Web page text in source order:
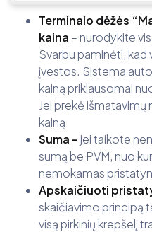
Terminalo dėžės
kaina – nurodykite
Svarbu paminėti, kad
įvestos. Sistema
kainą priklausomai
Jei prekė išmatavimų
kainą
Suma – jei taikote
sumą be PVM, nuo
nemokamas
Apskaičiuoti
skaičiavimo principą
visą pirkinių krepšelį